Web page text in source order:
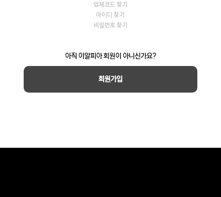
업체코드 찾기
아이디 찾기
비밀번호 찾기
아직 이알피아 회원이 아니신가요?
회원가입